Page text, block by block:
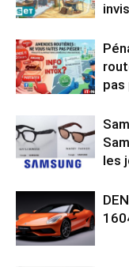
pas
les